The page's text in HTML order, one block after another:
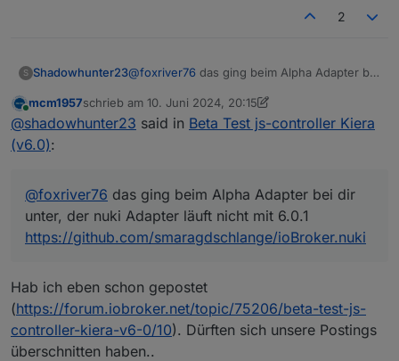
Epson-Ecotank-ET-2750noch nicht gefixt
sourceanalytix nur GitHub Version kompatibel
calendarnoch nicht kompatibel
noch nicht kompatibel
2
S Shadowhunter23@foxriver76 das ging beim Alpha Adapter bei
https://github.com/smaragdschlange/ioBroke
r.nuki
Online
mcm1957schrieb am 10. Juni 2024, 20:15
zuletzt editiert von mcm19576. Okt. 2024, 23:15
@shadowhunter23 said in Beta Test js-controller Kiera
(v6.0):
@foxriver76 das ging beim Alpha Adapter bei dir
unter, der nuki Adapter läuft nicht mit 6.0.1
https://github.com/smaragdschlange/ioBroker.nuki
Hab ich eben schon gepostet
(https://forum.iobroker.net/topic/75206/beta-test-js-
controller-kiera-v6-0/10). Dürften sich unsere Postings
überschnitten haben..